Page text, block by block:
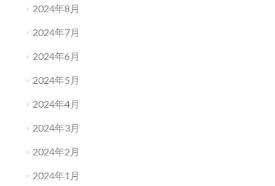
2024年8月
2024年7月
2024年6月
2024年5月
2024年4月
2024年3月
2024年2月
2024年1月